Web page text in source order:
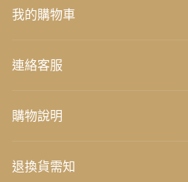
我的購物車
連絡客服
購物說明
退換貨需知